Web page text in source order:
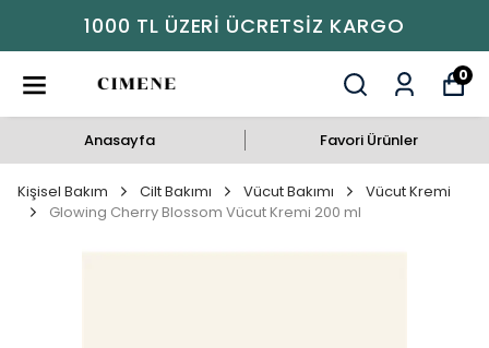
1000 TL ÜZERI ÜCRETSIZ KARGO
0
Anasayfa Favori Ürünler
Kişisel Bakım Cilt Bakımı Vücut Bakımı
Vücut Kremi
Glowing Cherry Blossom Vücut Kremi 200 ml